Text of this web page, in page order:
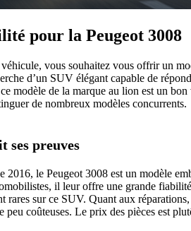
pour la Peugeot 3008
vous souhaitez vous offrir un
d’un SUV élégant capable de
modèle de la marque au lion est un
de nombreux modèles concurrents.
ses preuves
2016, le Peugeot 3008 est un modèle
il leur offre une grande
rares sur ce SUV. Quant aux
peu coûteuses. Le prix des pièces est